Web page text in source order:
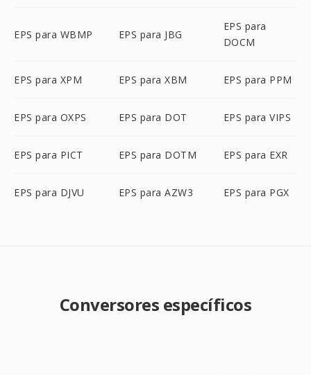
EPS para WBMP EPS para JBG
EPS para
DOCM
EPS para XPM EPS para XBM EPS para PPM
EPS para OXPS EPS para DOT EPS para VIPS
EPS para PICT EPS para DOTM EPS para EXR
EPS para DJVU EPS para AZW3 EPS para PGX
Conversores específicos